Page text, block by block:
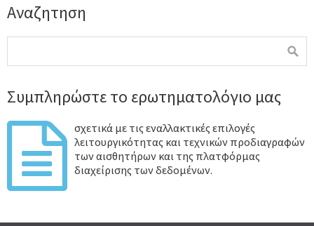
Αναζητηση
Συμπληρώστε το ερωτηματολόγιο μας
σχετικά με τις εναλλακτικές επιλογές
λειτουργικότητας και τεχνικών προδιαγραφών
των αισθητήρων και της πλατφόρμας
διαχείρισης των δεδομένων.